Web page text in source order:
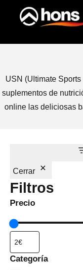
USN (Ultimate
suplementos de
online las deliciosas
Cerrar
Filtros
Precio
Categoría